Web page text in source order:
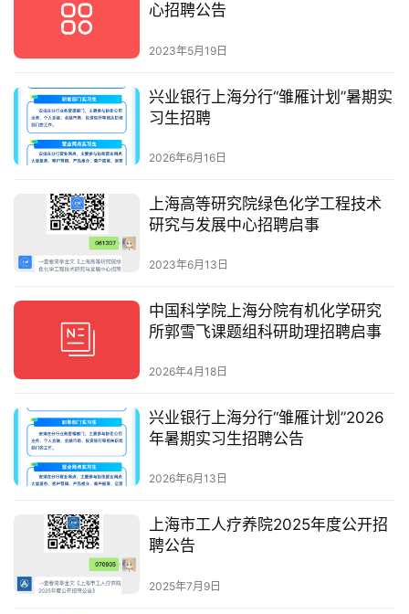
心招聘公告
2023年5月19日
兴业银行上海分行“雏雁计划”暑期实
习生招聘
2026年6月16日
上海高等研究院绿色化学工程技术
研究与发展中心招聘启事
2023年6月13日
中国科学院上海分院有机化学研究
所郭雪飞课题组科研助理招聘启事
2026年4月18日
兴业银行上海分行“雏雁计划”2026
年暑期实习生招聘公告
2026年6月13日
上海市工人疗养院2025年度公开招
聘公告
2025年7月9日